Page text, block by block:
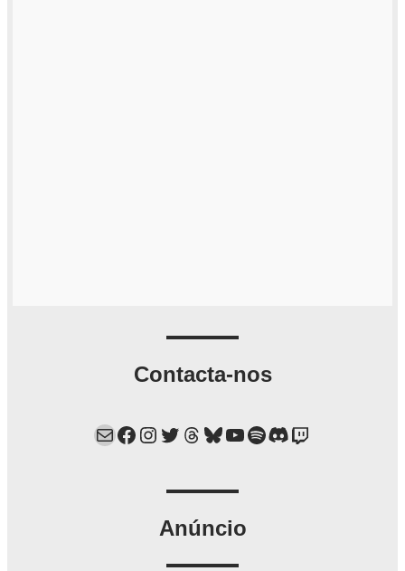
Contacta-nos
Mail Facebook Instagram Twitter Threads Bluesky YouTube Spotify Discord Twitch
Anúncio